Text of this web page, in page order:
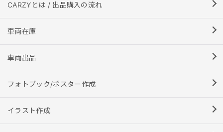
CARZYとは / 出品購入の流れ
車両在庫
車両出品
フォトブック/ポスター作成
イラスト作成